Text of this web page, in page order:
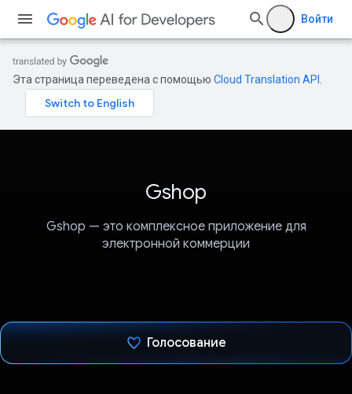
Войти
Эта страница переведена с помощью Cloud Translation API
Gshop
Gshop — это комплексное приложение для
электронной коммерции
Голосование